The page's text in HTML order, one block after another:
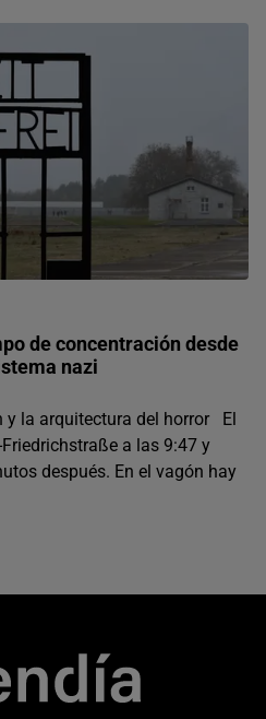
de concentración desde
nazi
y la arquitectura del horror El
a las 9:47 y
después. En el vagón hay